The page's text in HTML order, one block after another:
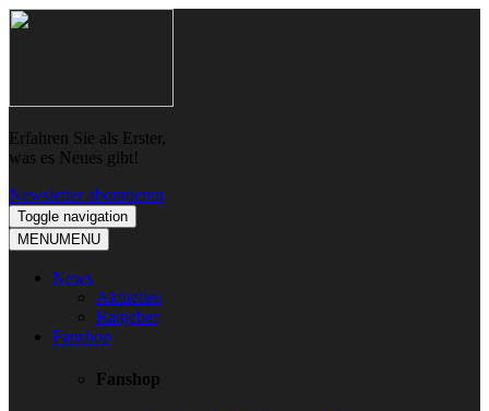
Skip
Skip
Erfahren Sie als Erster,
was es Neues gibt!
Newsletter abonnieren
Toggle navigation
MENUMENU
News
Aktuelles
Ratgeber
Fanshop
Fanshop